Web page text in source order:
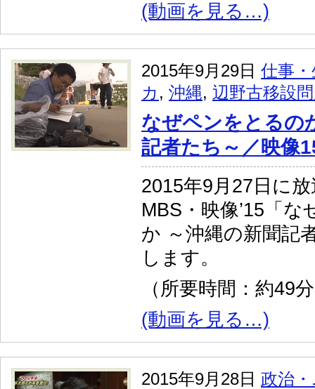
(動画を見る…)
2015年9月29日 仕事
カ , 沖縄, 辺野古移設
なぜペンをとるの
記者たち～／映像
2015年9月27日に
MBS・映像’15「
か ～沖縄の新聞記
します。
（所要時間：約49
(動画を見る…)
2015年9月28日 政治